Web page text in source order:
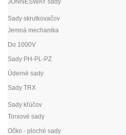
Sady skrutkovačov
Jemná mechanika
Do 1000V
Sady PH-PL-PZ
Úderné sady
Sady TRX
Sady kľúčov
Torxové sady
Očko - ploché sady